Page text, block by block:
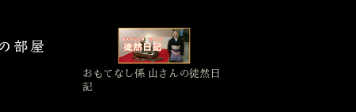
おもてなし係 山さんの徒然日
記